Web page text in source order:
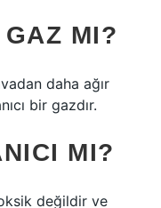
MI?
daha ağır
bir gazdır.
MI?
değildir ve